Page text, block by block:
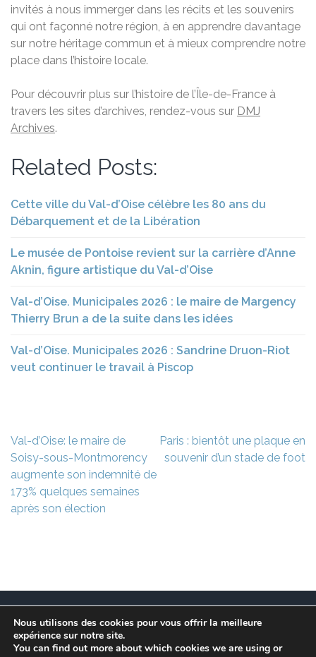
invités à nous immerger dans les récits et les souvenirs
qui ont façonné notre région, à en apprendre davantage
sur notre héritage commun et à mieux comprendre notre
place dans l’histoire locale.
Pour découvrir plus sur l’histoire de l’Île-de-France à
travers les sites d’archives, rendez-vous sur DMJ
Archives.
Related Posts:
Cette ville du Val-d’Oise célèbre les 80 ans du
Débarquement et de la Libération
Le musée de Pontoise revient sur la carrière d’Anne
Aknin, figure artistique du Val-d’Oise
Val-d’Oise. Municipales 2026 : le maire de Margency
Thierry Brun a de la suite dans les idées
Val-d’Oise. Municipales 2026 : Sandrine Druon-Riot
veut continuer le travail à Piscop
Navigation
de
l’article
Val-d’Oise: le maire de
Soisy-sous-Montmorency
augmente son indemnité de
173% quelques semaines
après son élection
Paris : bientôt une plaque en
souvenir d’un stade de foot
Ce site est à l’initiative de l’association des Maires
Franciliens dans un but de recherche et de conservation
Nous utilisons des cookies pour vous offrir la meilleure
expérience sur notre site.
You can find out more about which cookies we are using or